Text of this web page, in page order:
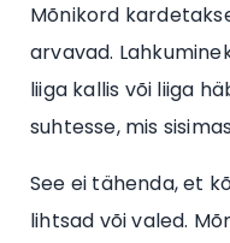
Mõnikord
arvavad.
liiga kallis või liiga
suhtesse, mis
See ei tähenda, et
lihtsad või valed.